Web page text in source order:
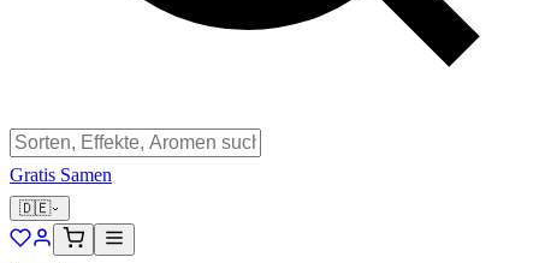
Gratis Samen
🇩🇪